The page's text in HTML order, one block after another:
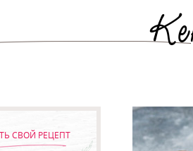
СВОЙ РЕЦЕПТ